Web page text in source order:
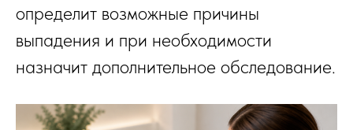
определит возможные причины
выпадения и при необходимости
назначит дополнительное обследование.